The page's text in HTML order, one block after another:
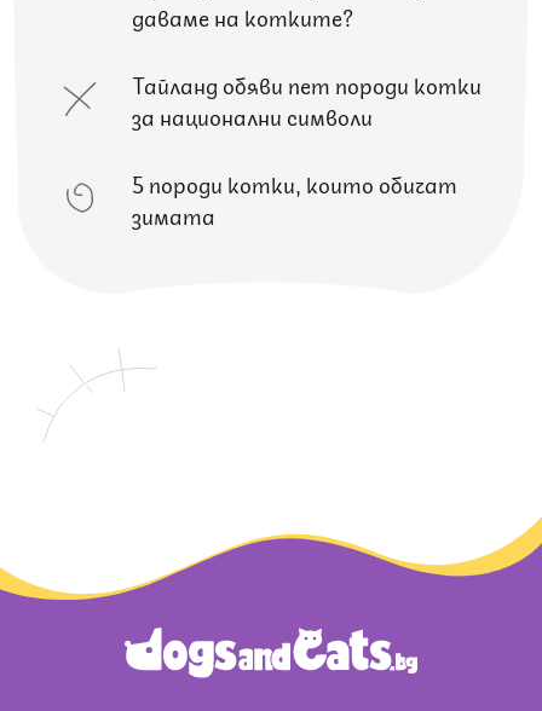
даваме на котките?
Тайланд обяви пет породи котки
за национални символи
5 породи котки, които обичат
зимата